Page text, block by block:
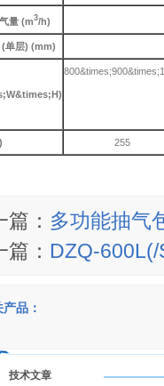
量 (m3/h)
(单层) (mm)
255
： 多功能抽气
： DZQ-
品：
技术文章